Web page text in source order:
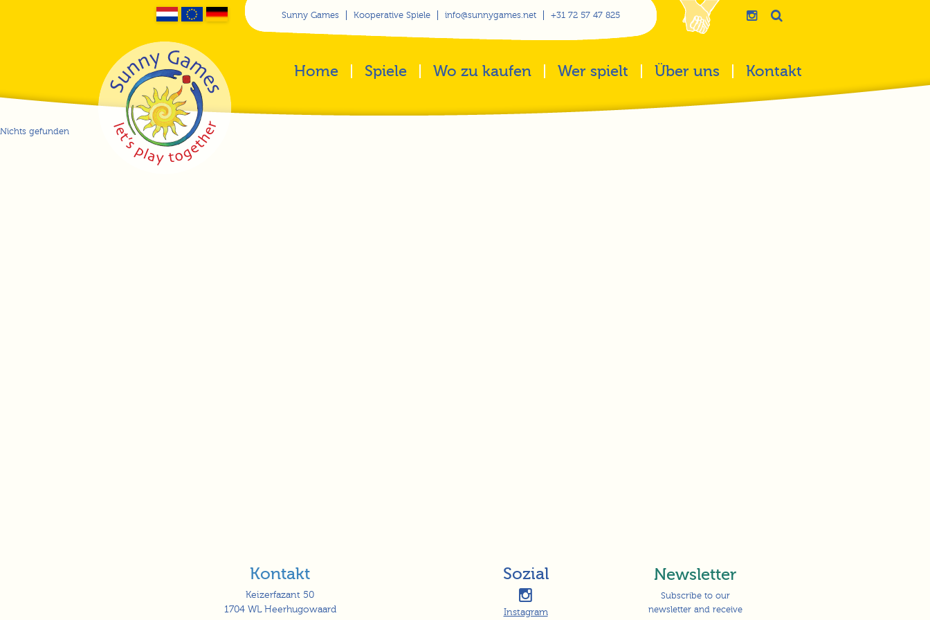
Sunny Games Kooperative Spiele info@sunnygames.net +31 72 57 47 825
Home Spiele Wo zu kaufen Wer spielt Über uns Kontakt
Nichts gefunden
Kontakt
Keizerfazant 50
1704 WL Heerhugowaard
Sozial
Instagram
Newsletter
Subscribe to our
newsletter and receive